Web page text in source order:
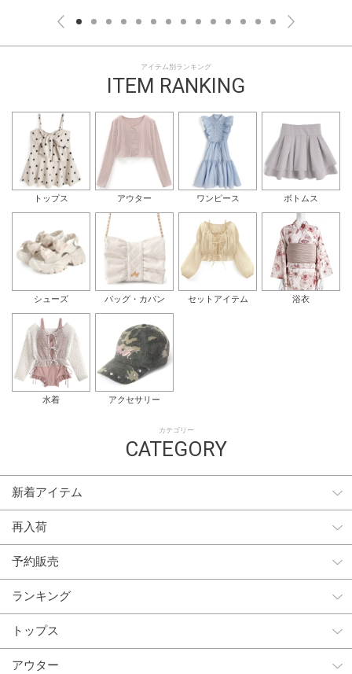
アイテム別ランキング
ITEM RANKING
トップス アウター ワンピース ボトムス
シューズ バッグ・カバン セットアイテム 浴衣
水着 アクセサリー
カテゴリー
CATEGORY
新着アイテム
再入荷
予約販売
ランキング
トップス
アウター